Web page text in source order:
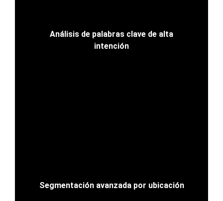
Análisis de palabras clave de alta
intención
Segmentación avanzada por ubicación